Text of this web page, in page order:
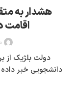
هشدار به
دولت بلژیک از
دانشجویی خبر